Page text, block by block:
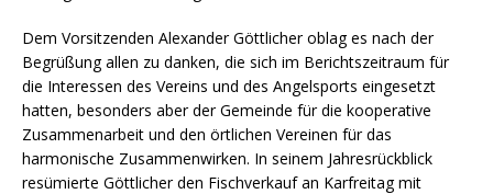
Dem Vorsitzenden Alexander Göttlicher oblag es nach der
Begrüßung allen zu danken, die sich im Berichtszeitraum für
die Interessen des Vereins und des Angelsports eingesetzt
hatten, besonders aber der Gemeinde für die kooperative
Zusammenarbeit und den örtlichen Vereinen für das
harmonische Zusammenwirken. In seinem Jahresrückblick
resümierte Göttlicher den Fischverkauf an Karfreitag mit